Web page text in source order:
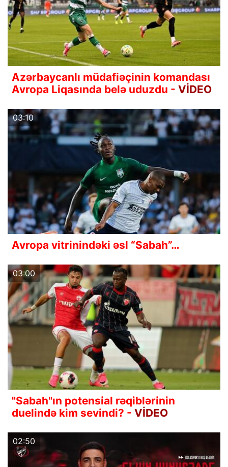
Azərbaycanlı müdafiəçinin komandası
Avropa Liqasında belə uduzdu - VİDEO
03:10
Avropa vitrinindəki əsl “Sabah”…
03:00
"Sabah"ın potensial rəqiblərinin
duelində kim sevindi? - VİDEO
02:50